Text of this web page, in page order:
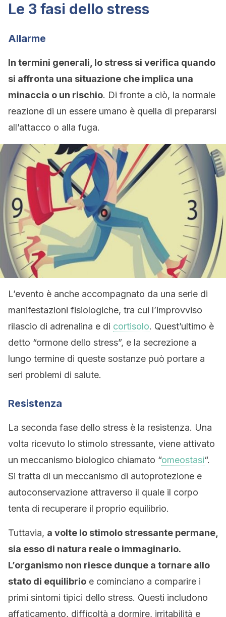
Le 3 fasi dello stress
Allarme
In termini generali, lo stress si verifica quando
si affronta una situazione che implica una
minaccia o un rischio. Di fronte a ciò, la normale
reazione di un essere umano è quella di prepararsi
all’attacco o alla fuga.
L’evento è anche accompagnato da una serie di
manifestazioni fisiologiche, tra cui l’improvviso
rilascio di adrenalina e di cortisolo. Quest’ultimo è
detto “ormone dello stress”, e la secrezione a
lungo termine di queste sostanze può portare a
seri problemi di salute.
Resistenza
La seconda fase dello stress è la resistenza. Una
volta ricevuto lo stimolo stressante, viene attivato
un meccanismo biologico chiamato “omeostasi“.
Si tratta di un meccanismo di autoprotezione e
autoconservazione attraverso il quale il corpo
tenta di recuperare il proprio equilibrio.
Tuttavia, a volte lo stimolo stressante permane,
sia esso di natura reale o immaginario.
L’organismo non riesce dunque a tornare allo
stato di equilibrio e cominciano a comparire i
primi sintomi tipici dello stress. Questi includono
affaticamento, difficoltà a dormire, irritabilità e